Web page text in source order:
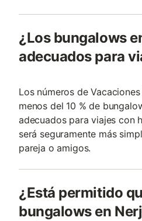
¿Los bungalows
adecuados para
Los números de
menos del 10 % de
adecuados para viajes con
será seguramente más
pareja o amigos.
¿Está permitido
bungalows en